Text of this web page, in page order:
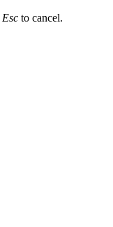
Esc to cancel.